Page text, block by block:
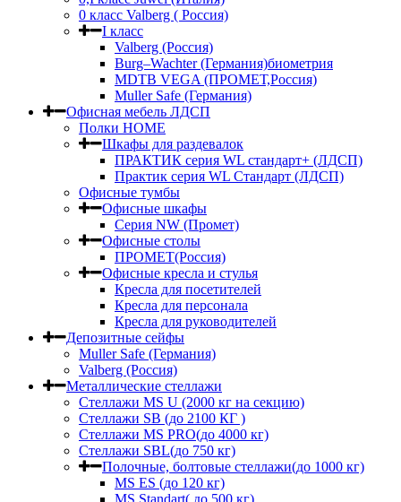
0 класс Valberg ( Россия)
I класс
Valberg (Россия)
Burg–Wachter (Германия)биометрия
MDTB VEGA (ПРОМЕТ,Россия)
Muller Safe (Германия)
Офисная мебель ЛДСП
Полки HOME
Шкафы для раздевалок
ПРАКТИК серия WL стандарт+ (ЛДСП)
Практик серия WL Стандарт (ЛДСП)
Офисные тумбы
Офисные шкафы
Серия NW (Промет)
Офисные столы
ПРОМЕТ(Россия)
Офисные кресла и стулья
Кресла для посетителей
Кресла для персонала
Кресла для руководителей
Депозитные сейфы
Muller Safe (Германия)
Valberg (Россия)
Металлические стеллажи
Стеллажи MS U (2000 кг на секцию)
Стеллажи SB (до 2100 КГ )
Стеллажи MS PRO(до 4000 кг)
Стеллажи SBL(до 750 кг)
Полочные, болтовые стеллажи(до 1000 кг)
MS ES (до 120 кг)
MS Standart( до 500 кг)